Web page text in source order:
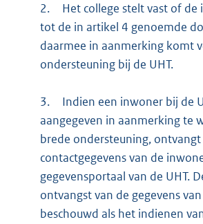
2.
Het college stelt vast of
tot de in artikel 4 genoemde
daarmee in aanmerking komt
ondersteuning bij de UHT.
3.
Indien een inwoner bij de
aangegeven in aanmerking te
brede ondersteuning,
contactgegevens van de
gegevensportaal van de UHT.
ontvangst van de gegevens
beschouwd als het indienen